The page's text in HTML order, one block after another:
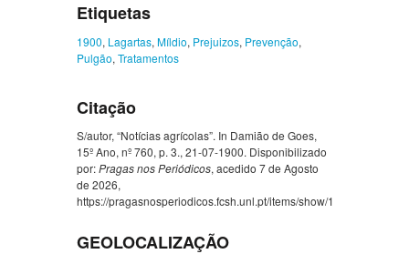
Etiquetas
1900, Lagartas, Míldio, Prejuizos, Prevenção,
Pulgão, Tratamentos
Citação
S/autor, “Notícias agrícolas”. In Damião de Goes,
15º Ano, nº 760, p. 3., 21-07-1900. Disponibilizado
por:Pragas nos Periódicos, acedido 7 de Agosto
de 2026,
https://pragasnosperiodicos.fcsh.unl.pt/items/show/1291
GEOLOCALIZAÇÃO